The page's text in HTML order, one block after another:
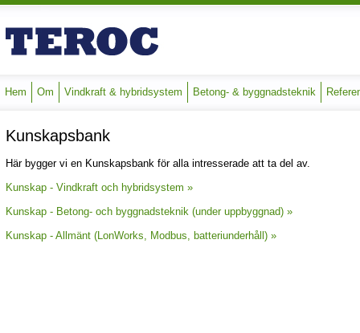
Hem Om Vindkraft & hybridsystem Betong- & byggnadsteknik
Kunskapsbank
Här bygger vi en Kunskapsbank för alla intresserade att ta del av.
Kunskap - Vindkraft och hybridsystem »
Kunskap - Betong- och byggnadsteknik (under uppbyggnad) »
Kunskap - Allmänt (LonWorks, Modbus, batteriunderhåll) »